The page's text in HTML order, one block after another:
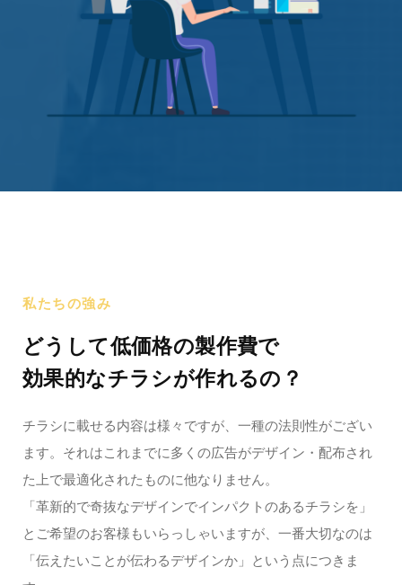
私たちの強み
どうして低価格の製作費で
効果的なチラシが作れるの？
チラシに載せる内容は様々ですが、一種の法則性がござい
ます。それはこれまでに多くの広告がデザイン・配布され
た上で最適化されたものに他なりません。
「革新的で奇抜なデザインでインパクトのあるチラシを」
とご希望のお客様もいらっしゃいますが、一番大切なのは
「伝えたいことが伝わるデザインか」という点につきま